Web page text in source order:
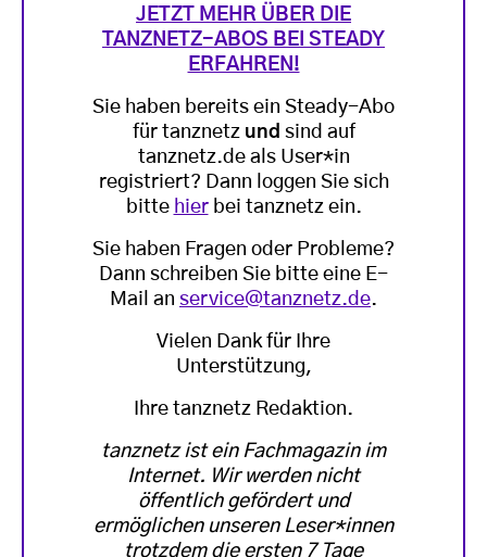
JETZT MEHR ÜBER DIE
TANZNETZ-ABOS BEI STEADY
ERFAHREN!
Sie haben bereits ein Steady-Abo
für tanznetz und sind auf
tanznetz.de als User*in
registriert? Dann loggen Sie sich
bitte hierbei tanznetz ein.
Sie haben Fragen oder Probleme?
Dann schreiben Sie bitte eine E-
Mail an service@tanznetz.de.
Vielen Dank für Ihre
Unterstützung,
Ihre tanznetz Redaktion.
tanznetz ist ein Fachmagazin im
Internet. Wir werden nicht
öffentlich gefördert und
ermöglichen unseren Leser*innen
trotzdem die ersten 7 Tage